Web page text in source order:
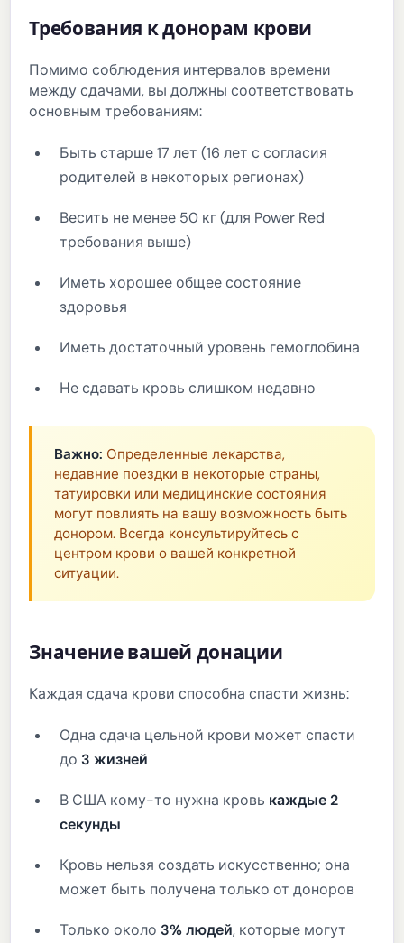
Требования к донорам крови
Помимо соблюдения интервалов времени
между сдачами, вы должны соответствовать
основным требованиям:
Быть старше 17 лет (16 лет с согласия
родителей в некоторых регионах)
Весить не менее 50 кг (для Power Red
требования выше)
Иметь хорошее общее состояние
здоровья
Иметь достаточный уровень гемоглобина
Не сдавать кровь слишком недавно
Важно: Определенные лекарства,
недавние поездки в некоторые страны,
татуировки или медицинские состояния
могут повлиять на вашу возможность быть
донором. Всегда консультируйтесь с
центром крови о вашей конкретной
ситуации.
Значение вашей донации
Каждая сдача крови способна спасти жизнь:
Одна сдача цельной крови может спасти
до 3 жизней
В США кому-то нужна кровь каждые 2
секунды
Кровь нельзя создать искусственно; она
может быть получена только от доноров
Только около 3% людей, которые могут